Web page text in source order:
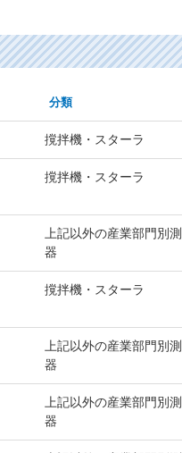
分類
撹拌機・スターラ
撹拌機・スターラ
上記以外の産業部門別
器
撹拌機・スターラ
上記以外の産業部門別
器
上記以外の産業部門別
器